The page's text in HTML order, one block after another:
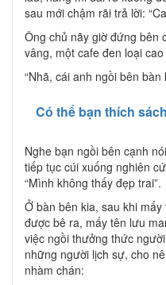
sau mới chậm rãi trả lời:
Ông chủ nãy giờ đứng bên
vâng, một cafe đen loại cao
“Nhã, cái anh ngồi bên bàn
Có thể bạn thích sách
Nghe bạn ngồi bên cạnh
tiếp tục cúi xuống nghiên
“Mình không thấy đẹp trai”.
Ở bàn bên kia, sau khi
được bê ra, mấy tên lưu
việc ngồi thưởng thức
những người lịch sự, cho
nhàm chán: